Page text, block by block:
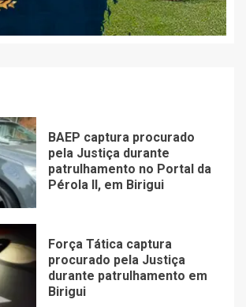
BAEP captura procurado
pela Justiça durante
patrulhamento no Portal da
Pérola ll, em Birigui
Força Tática captura
procurado pela Justiça
durante patrulhamento em
Birigui